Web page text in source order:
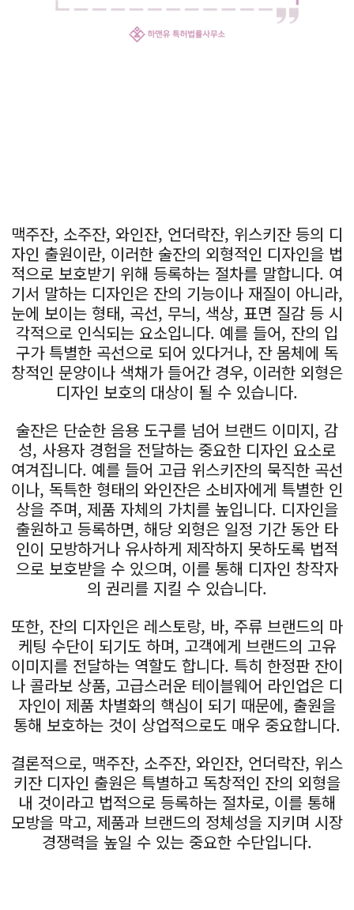
맥주잔, 소주잔, 와인잔, 언더락잔, 위스키잔 등의 디
자인 출원이란, 이러한 술잔의 외형적인 디자인을 법
적으로 보호받기 위해 등록하는 절차를 말합니다. 여
기서 말하는 디자인은 잔의 기능이나 재질이 아니라,
눈에 보이는 형태, 곡선, 무늬, 색상, 표면 질감 등 시
각적으로 인식되는 요소입니다. 예를 들어, 잔의 입
구가 특별한 곡선으로 되어 있다거나, 잔 몸체에 독
창적인 문양이나 색채가 들어간 경우, 이러한 외형은
디자인 보호의 대상이 될 수 있습니다.
술잔은 단순한 음용 도구를 넘어 브랜드 이미지, 감
성, 사용자 경험을 전달하는 중요한 디자인 요소로
여겨집니다. 예를 들어 고급 위스키잔의 묵직한 곡선
이나, 독특한 형태의 와인잔은 소비자에게 특별한 인
상을 주며, 제품 자체의 가치를 높입니다. 디자인을
출원하고 등록하면, 해당 외형은 일정 기간 동안 타
인이 모방하거나 유사하게 제작하지 못하도록 법적
으로 보호받을 수 있으며, 이를 통해 디자인 창작자
의 권리를 지킬 수 있습니다.
또한, 잔의 디자인은 레스토랑, 바, 주류 브랜드의 마
케팅 수단이 되기도 하며, 고객에게 브랜드의 고유
이미지를 전달하는 역할도 합니다. 특히 한정판 잔이
나 콜라보 상품, 고급스러운 테이블웨어 라인업은 디
자인이 제품 차별화의 핵심이 되기 때문에, 출원을
통해 보호하는 것이 상업적으로도 매우 중요합니다.
결론적으로, 맥주잔, 소주잔, 와인잔, 언더락잔, 위스
키잔 디자인 출원은 특별하고 독창적인 잔의 외형을
내 것이라고 법적으로 등록하는 절차로, 이를 통해
모방을 막고, 제품과 브랜드의 정체성을 지키며 시장
경쟁력을 높일 수 있는 중요한 수단입니다.